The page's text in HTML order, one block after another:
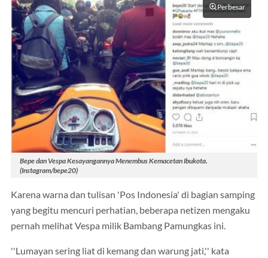
Perbesar
Bepe dan Vespa Kesayangannya Menembus Kemacetan Ibukota.
(Instagram/bepe20)
Karena warna dan tulisan 'Pos Indonesia' di bagian samping
yang begitu mencuri perhatian, beberapa netizen mengaku
pernah melihat Vespa milik Bambang Pamungkas ini.
''Lumayan sering liat di kemang dan warung jati,'' kata